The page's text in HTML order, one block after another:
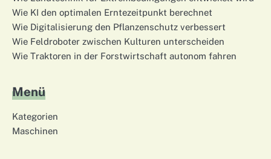
Wie KI den optimalen Erntezeitpunkt berechnet
Wie Digitalisierung den Pflanzenschutz verbessert
Wie Feldroboter zwischen Kulturen unterscheiden
Wie Traktoren in der Forstwirtschaft autonom fahren
Menü
Kategorien
Maschinen